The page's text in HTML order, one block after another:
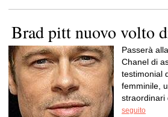
Brad pitt nuovo volto
Passerà
Chanel di
testimonial
femminile,
straordinari
seguito